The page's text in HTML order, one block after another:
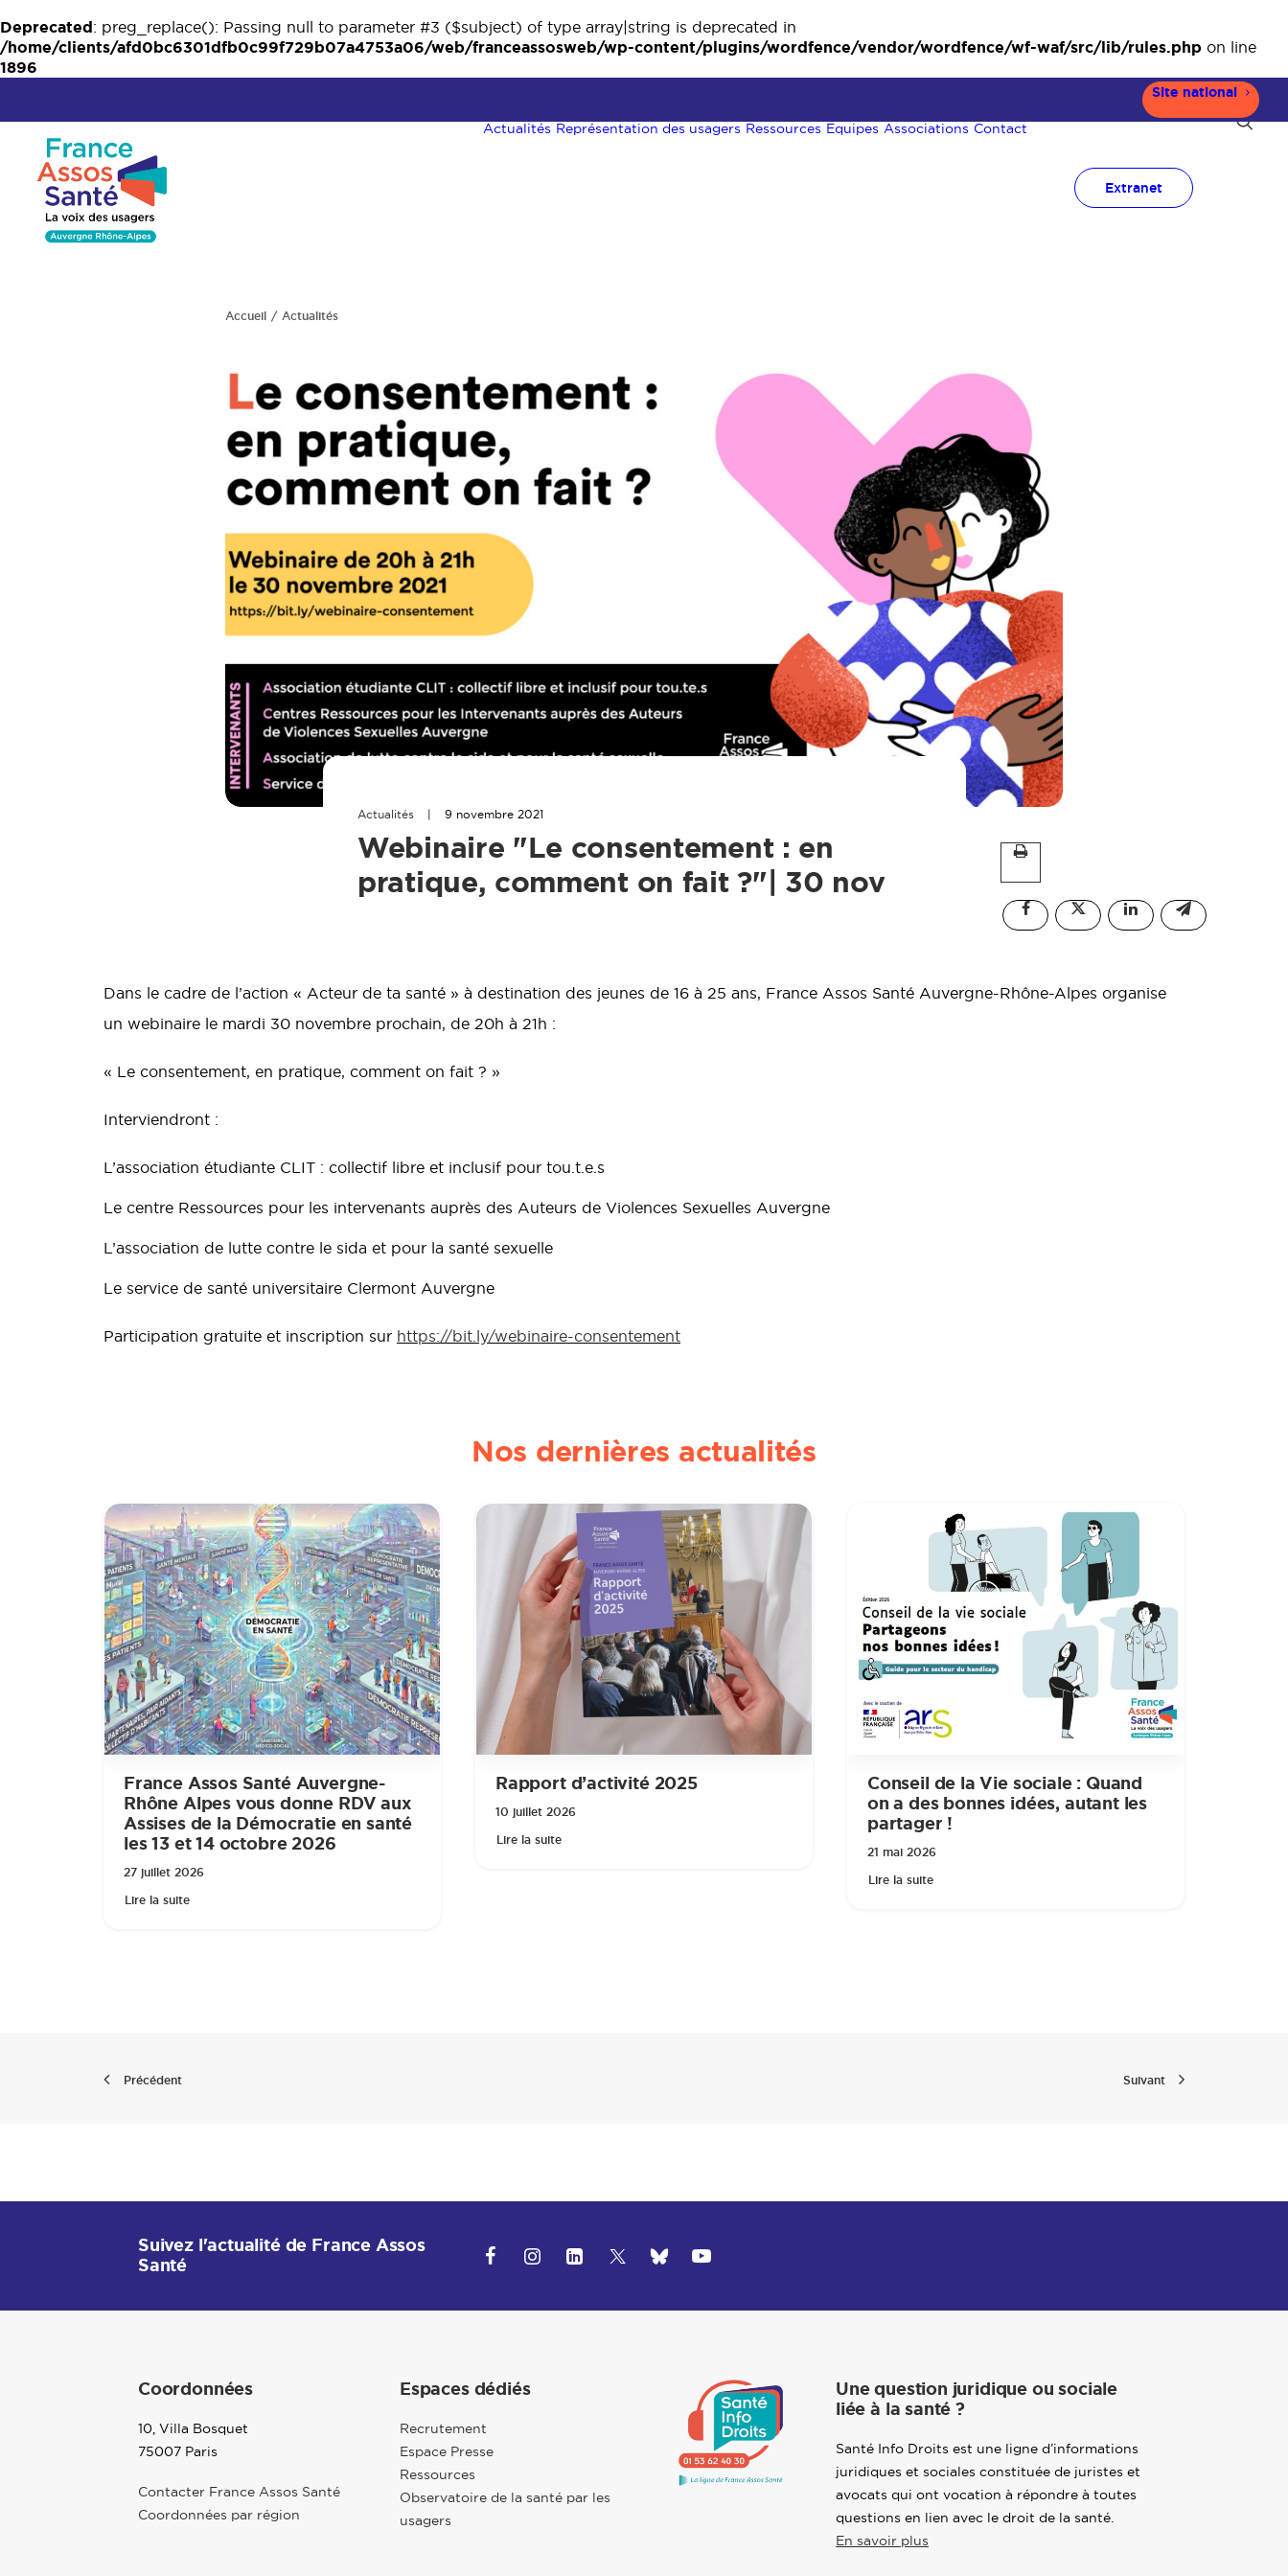
Deprecated: preg_replace(): Passing null to parameter #3 ($subject) of type array|string is deprecated in
/home/clients/afd0bc6301dfb0c99f729b07a4753a06/web/franceassosweb/wp-content/plugins/wordfence/vendor/wordfence/wf-waf/src/lib/rules.php on line
1896
Site national
Actualités Représentation des usagers Ressources Equipes Associations Contact
Extranet
Accueil Actualités
Actualités | 9 novembre 2021
Webinaire "Le consentement : en
pratique, comment on fait ?"| 30 nov
Dans le cadre de l’action « Acteur de ta santé » à destination des jeunes de 16 à 25 ans, France Assos Santé Auvergne-Rhône-Alpes organise
un webinaire le mardi 30 novembre prochain, de 20h à 21h :
« Le consentement, en pratique, comment on fait ? »
Interviendront :
L’association étudiante CLIT : collectif libre et inclusif pour tou.t.e.s
Le centre Ressources pour les intervenants auprès des Auteurs de Violences Sexuelles Auvergne
L’association de lutte contre le sida et pour la santé sexuelle
Le service de santé universitaire Clermont Auvergne
Participation gratuite et inscription sur https://bit.ly/webinaire-consentement
Nos dernières actualités
France Assos Santé Auvergne-
Rhône Alpes vous donne RDV aux
Assises de la Démocratie en santé
les 13 et 14 octobre 2026
27 juillet 2026
Lire la suite
Rapport d’activité 2025
10 juillet 2026
Lire la suite
Conseil de la Vie sociale : Quand
on a des bonnes idées, autant les
partager !
21 mai 2026
Lire la suite
Précédent Suivant
Suivez l'actualité de France Assos
Santé
Coordonnées
10, Villa Bosquet
75007 Paris
Contacter France Assos Santé
Coordonnées par région
Espaces dédiés
Recrutement
Espace Presse
Ressources
Observatoire de la santé par les
usagers
Une question juridique ou sociale
liée à la santé ?
Santé Info Droits est une ligne d’informations
juridiques et sociales constituée de juristes et
avocats qui ont vocation à répondre à toutes
questions en lien avec le droit de la santé.
En savoir plus